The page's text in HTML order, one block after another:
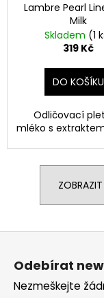
Lambre Pearl
Milk
Skladem (1
319 Kč
DO KOŠÍKU
Odličovací
mléko s
Z
Odebírat
Nezmeškejte